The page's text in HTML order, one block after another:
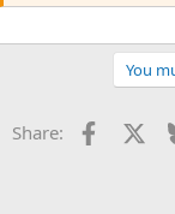
You
Share: